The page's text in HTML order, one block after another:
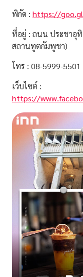
พิกัด : https://
ที่อยู่ : ถนน ประชาอุทิ
สถานทูตกัมพูชา)
โทร : 08-5999-5501
เว็บไซต์ :
https://